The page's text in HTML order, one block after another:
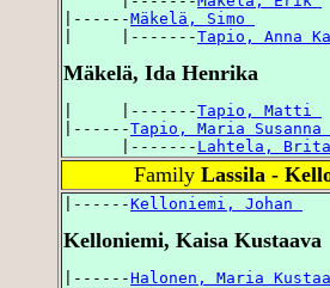
|------Mäkelä, Simo
|     |-------Tapio, Anna
Mäkelä, Ida Henrika
|     |-------Tapio, Matti
|------Tapio, Maria Susanna
      |-------
Lahtela,
Family Lassila -
|------Kelloniemi, Johan
Kelloniemi, Kaisa Kustaava
|------Halonen, Maria